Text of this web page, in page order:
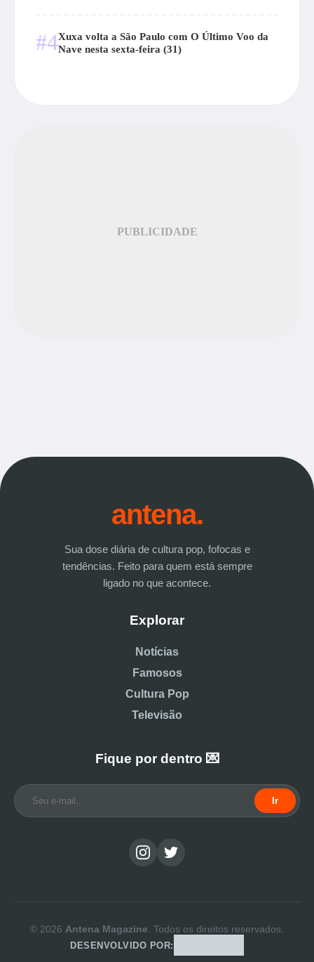
#4Xuxa volta a São Paulo com O Último Voo da
Nave nesta sexta-feira (31)
PUBLICIDADE
antena.
Sua dose diária de cultura pop, fofocas e
tendências. Feito para quem está sempre
ligado no que acontece.
Explorar
Notícias
Famosos
Cultura Pop
Televisão
Fique por dentro 💌
Ir
© 2026 Antena Magazine . Todos os direitos reservados.
DESENVOLVIDO POR: